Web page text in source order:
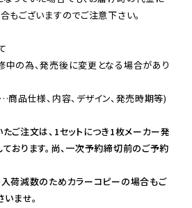
もございますのでご注意下さい。
の為、発売後に変更となる場合があり
品仕様、内容、デザイン、発売時期等)
ご注文は、1セットにつき1枚メーカー発
おります。尚、一次予約締切前のご予約
荷減数のためカラーコピーの場合もご
ませ。